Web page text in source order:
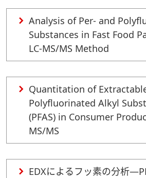
Analysis of Per- and
Substances in Fast Food
LC-MS/MS Method
Quantitation of
Polyfluorinated Alkyl
(PFAS) in Consumer
MS/MS
EDXによるフッ素の分析